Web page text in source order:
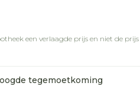
een verlaagde prijs en niet de
tegemoetkoming